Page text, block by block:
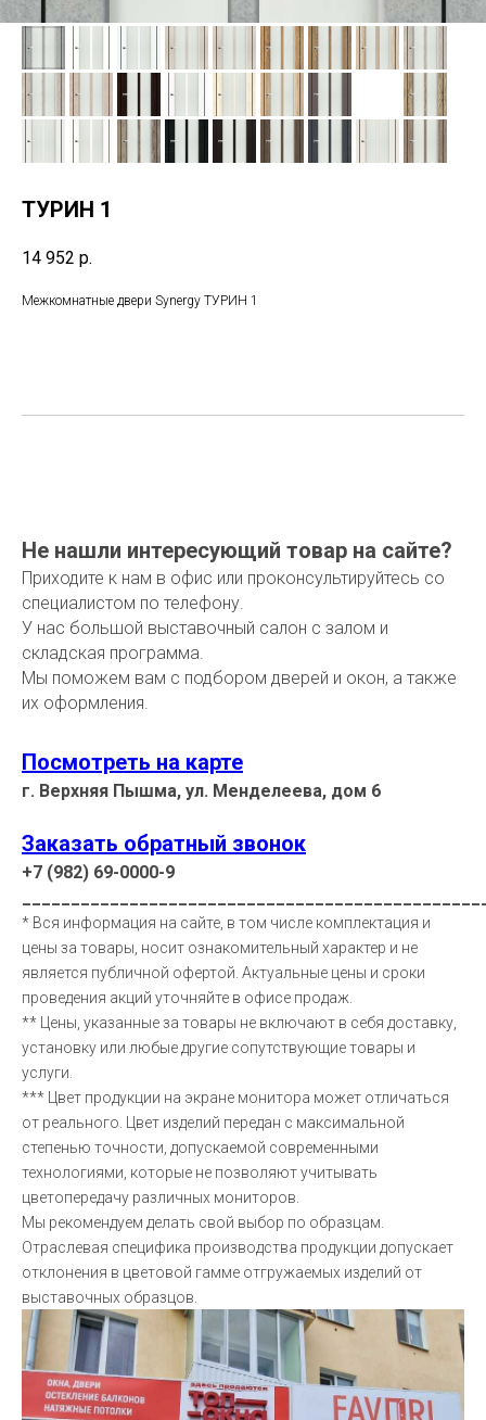
ТУРИН 1
14 952 р.
Межкомнатные двери Synergy ТУРИН 1
Не нашли интересующий товар на сайте?
Приходите к нам в офис или проконсультируйтесь со
специалистом по телефону.
У нас большой выставочный салон с залом и
складская программа.
Мы поможем вам с подбором дверей и окон, а также
их оформления.
Посмотреть на карте
г. Верхняя Пышма, ул. Менделеева, дом 6
Заказать обратный звонок
+7 (982) 69-0000-9
* Вся информация на сайте, в том числе комплектация и
цены за товары, носит ознакомительный характер и не
является публичной офертой. Актуальные цены и сроки
проведения акций уточняйте в офисе продаж.
** Цены, указанные за товары не включают в себя доставку,
установку или любые другие сопутствующие товары и
услуги.
*** Цвет продукции на экране монитора может отличаться
от реального. Цвет изделий передан с максимальной
степенью точности, допускаемой современными
технологиями, которые не позволяют учитывать
цветопередачу различных мониторов.
Мы рекомендуем делать свой выбор по образцам.
Отраслевая специфика производства продукции допускает
отклонения в цветовой гамме отгружаемых изделий от
выставочных образцов.